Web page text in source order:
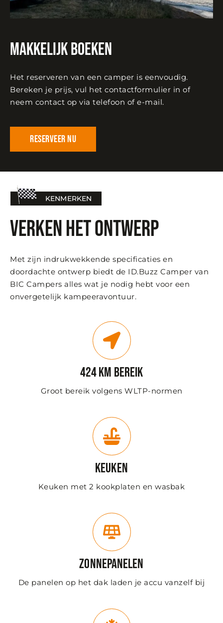
Makkelijk Boeken
Het reserveren van een camper is eenvoudig.
Bereken je prijs, vul het contactformulier in of
neem contact op via telefoon of e-mail.
Reserveer nu
KENMERKEN
Verken het ontwerp
Met zijn indrukwekkende specificaties en
doordachte ontwerp biedt de ID.Buzz Camper van
BIC Campers alles wat je nodig hebt voor een
onvergetelijk kampeeravontuur.
424 km bereik
Groot bereik volgens WLTP-normen
Keuken
Keuken met 2 kookplaten en wasbak
Zonnepanelen
De panelen op het dak laden je accu vanzelf bij